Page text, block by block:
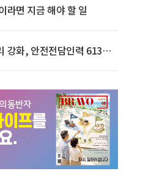
라면 지금 해야 할 일
강화, 안전전담인력 613명